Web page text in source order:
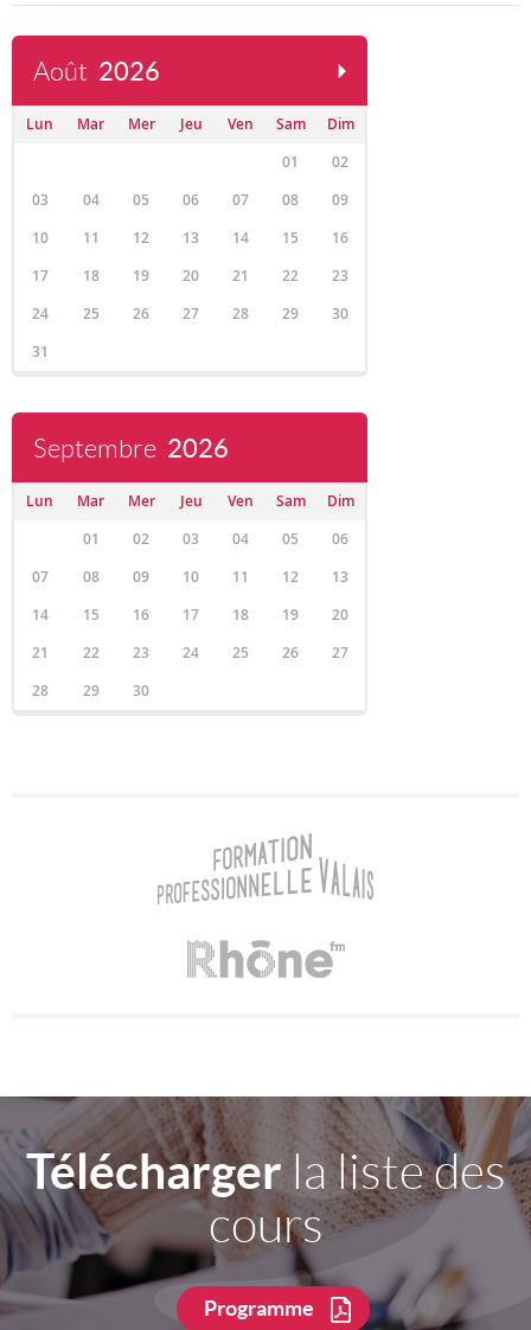
Août 2026
Lun Mar Mer Jeu Ven Sam
Dim
01
02
03
04 05 06 07 08
09
10
11 12 13 14 15
16
17
18 19 20 21 22
23
24
25 26 27 28 29
30
31
Septembre 2026
Lun Mar Mer Jeu Ven Sam
Dim
01
02 03 04 05
06
07
08 09 10 11 12
13
14
15 16 17 18 19
20
21
22 23 24 25 26
27
28
29 30
Téléchargerla liste des
cours
Programme